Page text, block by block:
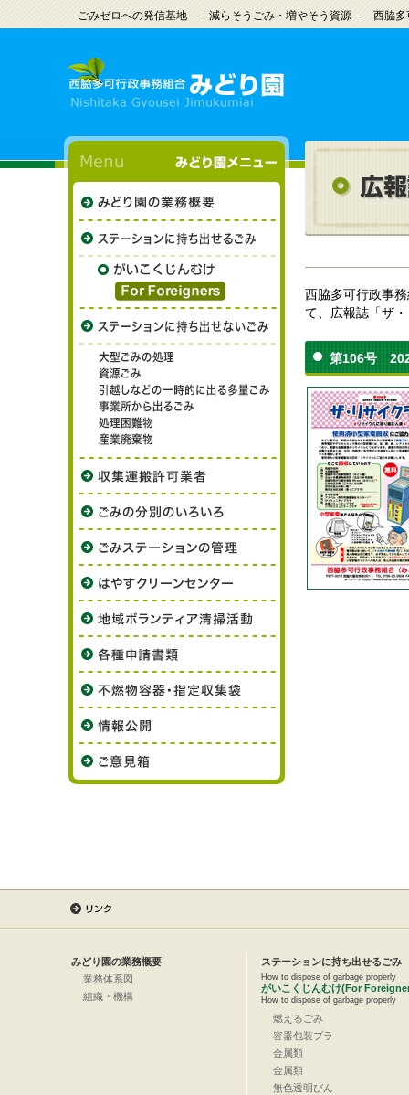
ごみゼロへの発信基地 －減らそうごみ・増やそう資源－ 西脇多
西脇多可行政事
て、広報誌「ザ
第106号
みどり園の業務概要
業務体系図
組織・機構
ステーションに持ち出せるごみ
How to dispose of garbage properly
がいこくじんむけ(For
How to dispose of garbage properly
燃えるごみ
容器包装プラ
金属類
金属類
無色透明びん